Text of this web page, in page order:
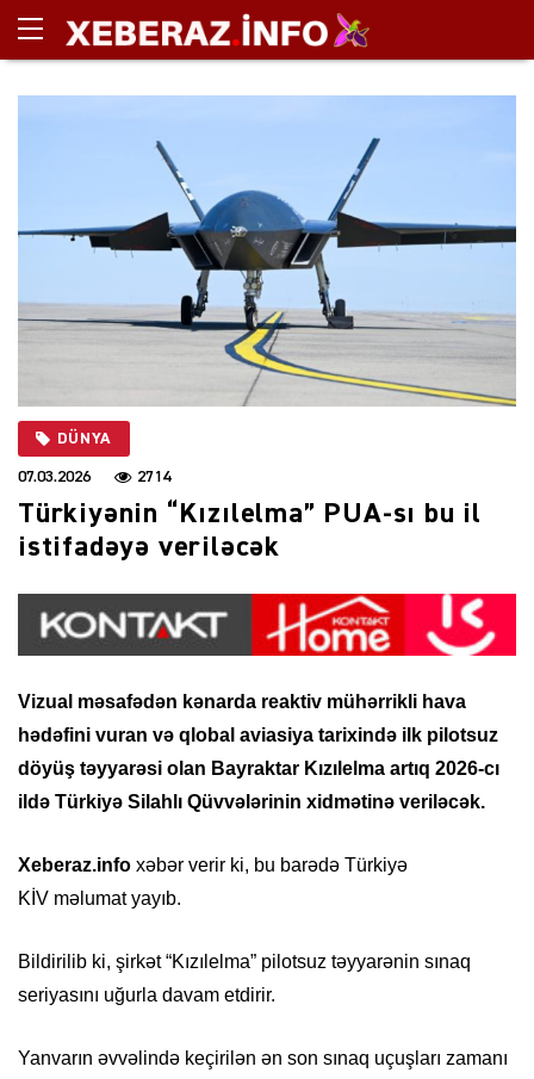
DÜNYA
07.03.2026 2714
Türkiyənin “Kızılelma” PUA-sı bu il
istifadəyə veriləcək
Vizual məsafədən kənarda reaktiv mühərrikli hava
hədəfini vuran və qlobal aviasiya tarixində ilk pilotsuz
döyüş təyyarəsi olan Bayraktar Kızılelma artıq 2026-cı
ildə Türkiyə Silahlı Qüvvələrinin xidmətinə veriləcək.
Xeberaz.info xəbər verir ki, bu barədə Türkiyə
KİV məlumat yayıb.
Bildirilib ki, şirkət “Kızılelma” pilotsuz təyyarənin sınaq
seriyasını uğurla davam etdirir.
Yanvarın əvvəlində keçirilən ən son sınaq uçuşları zamanı